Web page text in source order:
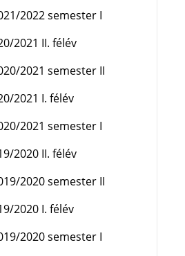
2022 semester I
2021 II. félév
2021 semester II
2021 I. félév
2021 semester I
2020 II. félév
2020 semester II
2020 I. félév
2020 semester I